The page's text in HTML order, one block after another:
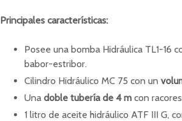
Principales características:
Posee una bomba Hidráulica TL1-16
babor-estribor.
Cilindro Hidráulico MC 75 con un
Una doble tubería de 4 m con
1 litro de aceite hidráulico ATF III G,